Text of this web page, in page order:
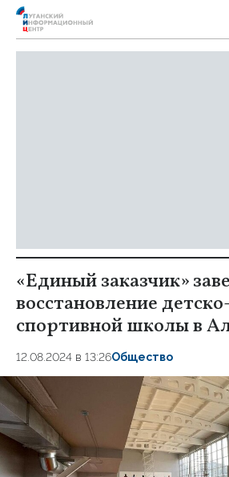
«Единый заказчик»
восстановление
спортивной школы в
12.08.2024 в 13:26Общество